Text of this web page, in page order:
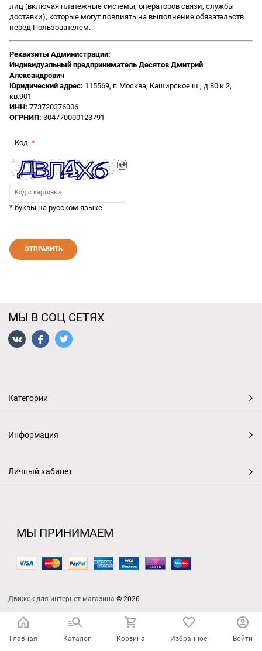
лиц (включая платежные системы, операторов связи, службы
доставки), которые могут повлиять на выполнение обязательств
перед Пользователем.
Реквизиты Администрации:
Индивидуальный предприниматель Десятов Дмитрий
Александрович
Юридический адрес: 115569, г. Москва, Каширское ш., д.80 к.2,
кв.901
ИНН: 773720376006
ОГРНИП: 304770000123791
Код
* буквы на русском языке
МЫ В СОЦ СЕТЯХ
Категории
Информация
Личный кабинет
МЫ ПРИНИМАЕМ
Движок для интернет магазина © 2026
Главная Каталог Корзина Избранное Войти